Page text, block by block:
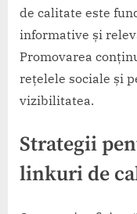
de calitate este
informative și
Promovarea
rețelele sociale și
vizibilitatea.
Strategii
linkuri de